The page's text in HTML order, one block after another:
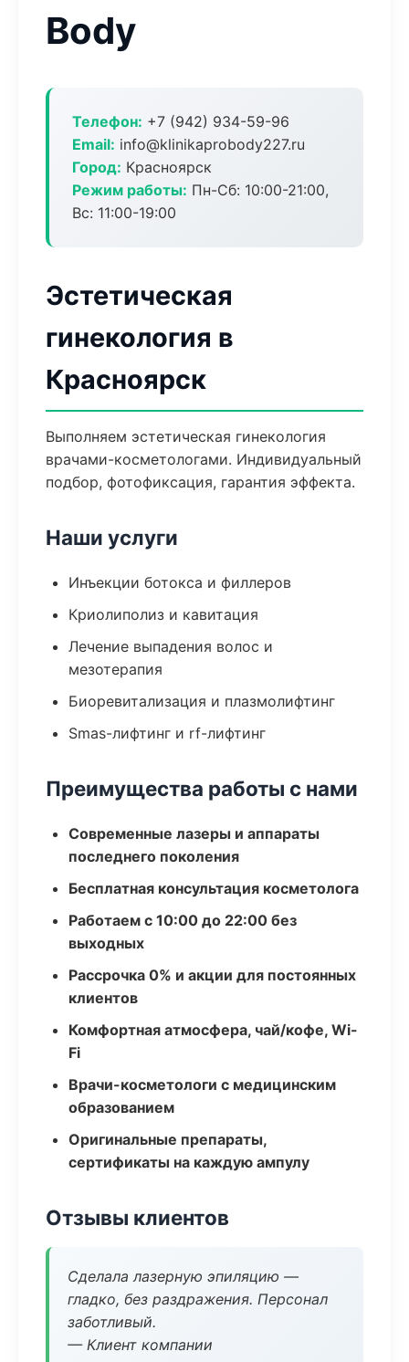
Body
Телефон: +7 (942) 934-59-96
Email: info@klinikaprobody227.ru
Город: Красноярск
Режим работы: Пн-Сб: 10:00-21:00,
Вс: 11:00-19:00
Эстетическая
гинекология в
Красноярск
Выполняем эстетическая гинекология
врачами-косметологами. Индивидуальный
подбор, фотофиксация, гарантия эффекта.
Наши услуги
Инъекции ботокса и филлеров
Криолиполиз и кавитация
Лечение выпадения волос и
мезотерапия
Биоревитализация и плазмолифтинг
Smas-лифтинг и rf-лифтинг
Преимущества работы с нами
Современные лазеры и аппараты
последнего поколения
Бесплатная консультация косметолога
Работаем с 10:00 до 22:00 без
выходных
Рассрочка 0% и акции для постоянных
клиентов
Комфортная атмосфера, чай/кофе, Wi-
Fi
Врачи-косметологи с медицинским
образованием
Оригинальные препараты,
сертификаты на каждую ампулу
Отзывы клиентов
Сделала лазерную эпиляцию —
гладко, без раздражения. Персонал
заботливый.
— Клиент компании